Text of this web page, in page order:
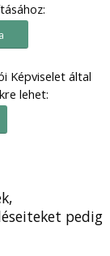
Képviselet által
lehet:
pedig